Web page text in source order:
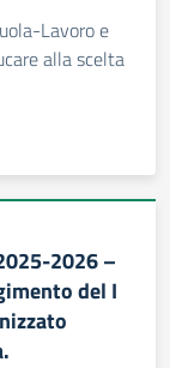
Lavoro e
alla scelta
2026 –
del I